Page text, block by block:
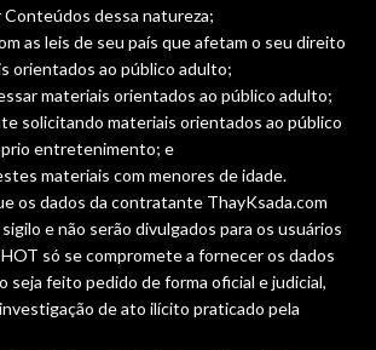
dessa natureza;
as leis de seu país que afetam o seu direito
orientados ao público adulto;
materiais orientados ao público adulto;
solicitando materiais orientados ao público
entretenimento; e
materiais com menores de idade.
os dados da contratante ThayKsada.com
e não serão divulgados para os usuários
só se compromete a fornecer os dados
seja feito pedido de forma oficial e judicial,
de ato ilícito praticado pela